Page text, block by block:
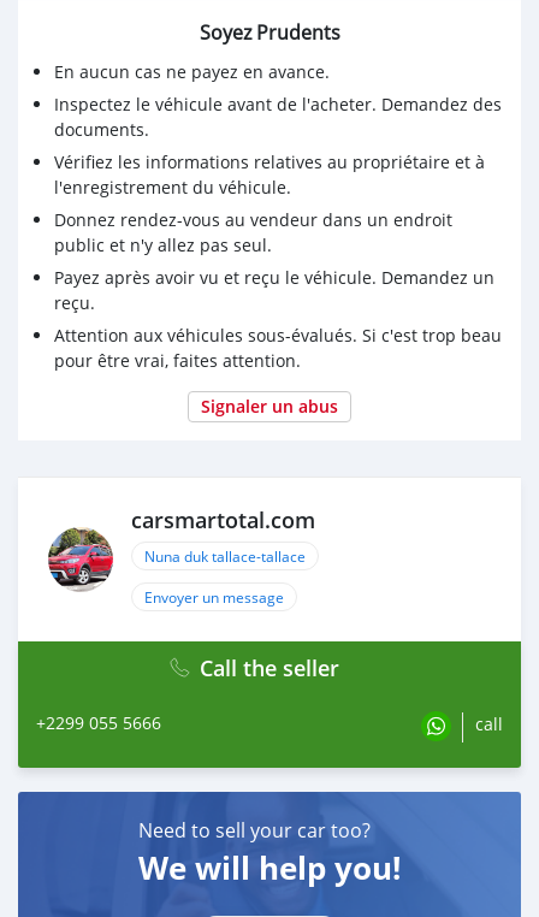
Achetez des voitures chinoises, achetez des voitures
électriques chinoises, des voitures japonaises, des
voitures coréennes en ligne depuis la Chine,
carsmartotal.com
camionnette, camionnette de livraison, 4x4 SUV, FWD
suv, RWD suv, hayon
Soyez Prudents
En aucun cas ne payez en avance.
Inspectez le véhicule avant de l'acheter. Demandez des
documents.
Vérifiez les informations relatives au propriétaire et à
l'enregistrement du véhicule.
Donnez rendez-vous au vendeur dans un endroit
public et n'y allez pas seul.
Payez après avoir vu et reçu le véhicule. Demandez un
reçu.
Attention aux véhicules sous-évalués. Si c'est trop beau
pour être vrai, faites attention.
Signaler un abus
carsmartotal.com
Nuna duk tallace-tallace
Envoyer un message
Call the seller
+2299 055 5666 call
Need to sell your car too?
We will help you!